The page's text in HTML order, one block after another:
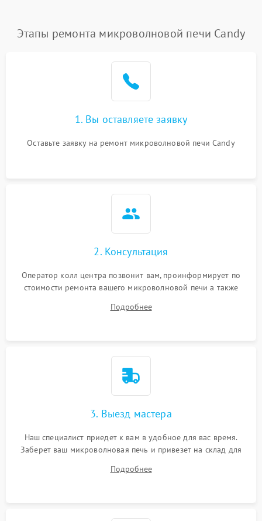
Этапы ремонта микроволновой печи Candy
1. Вы оставляете заявку
Оставьте заявку на ремонт микроволновой печи Candy
2. Консультация
Оператор колл центра позвонит вам, проинформирует по
стоимости ремонта вашего микроволновой печи а также
Подробнее
3. Выезд мастера
Наш специалист приедет к вам в удобное для вас время.
Заберет ваш микроволновая печь и привезет на склад для
Подробнее